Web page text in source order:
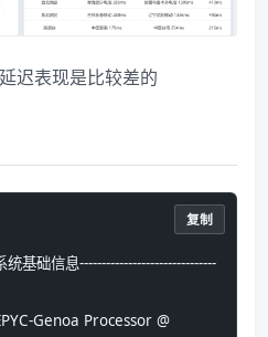
迟表现是比较差的
统基础信息-------------------------------
复制